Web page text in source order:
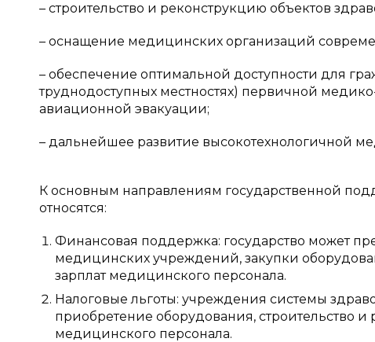
– строительство и реконструкцию объектов
– оснащение медицинских организаций
– обеспечение оптимальной доступности для
труднодоступных местностях) первичной
авиационной эвакуации;
– дальнейшее развитие высокотехнологичной
К основным направлениям государственной
относятся:
Финансовая поддержка: государство может
медицинских учреждений, закупки
зарплат медицинского персонала.
Налоговые льготы: учреждения системы
приобретение оборудования, строительство и
медицинского персонала.